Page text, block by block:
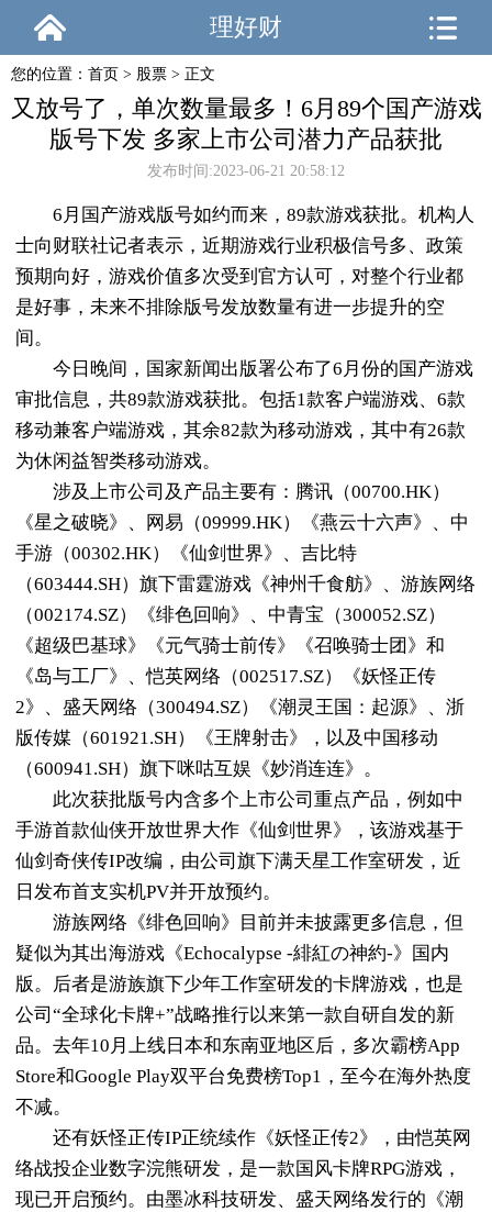
理好财
您的位置： 首页 > 股票 > 正文
又放号了，单次数量最多！6月89个国产游戏
版号下发 多家上市公司潜力产品获批
发布时间:2023-06-21 20:58:12
6月国产游戏版号如约而来，89款游戏获批。机构人
士向财联社记者表示，近期游戏行业积极信号多、政策
预期向好，游戏价值多次受到官方认可，对整个行业都
是好事，未来不排除版号发放数量有进一步提升的空
间。
今日晚间，国家新闻出版署公布了6月份的国产游戏
审批信息，共89款游戏获批。包括1款客户端游戏、6款
移动兼客户端游戏，其余82款为移动游戏，其中有26款
为休闲益智类移动游戏。
涉及上市公司及产品主要有：腾讯（00700.HK）
《星之破晓》、网易（09999.HK）《燕云十六声》、中
手游（00302.HK）《仙剑世界》、吉比特
（603444.SH）旗下雷霆游戏《神州千食舫》、游族网络
（002174.SZ）《绯色回响》、中青宝（300052.SZ）
《超级巴基球》《元气骑士前传》《召唤骑士团》和
《岛与工厂》、恺英网络（002517.SZ）《妖怪正传
2》、盛天网络（300494.SZ）《潮灵王国：起源》、浙
版传媒（601921.SH）《王牌射击》，以及中国移动
（600941.SH）旗下咪咕互娱《妙消连连》。
此次获批版号内含多个上市公司重点产品，例如中
手游首款仙侠开放世界大作《仙剑世界》，该游戏基于
仙剑奇侠传IP改编，由公司旗下满天星工作室研发，近
日发布首支实机PV并开放预约。
游族网络《绯色回响》目前并未披露更多信息，但
疑似为其出海游戏《Echocalypse -緋紅の神約-》国内
版。后者是游族旗下少年工作室研发的卡牌游戏，也是
公司“全球化卡牌+”战略推行以来第一款自研自发的新
品。去年10月上线日本和东南亚地区后，多次霸榜App
Store和Google Play双平台免费榜Top1，至今在海外热度
不减。
还有妖怪正传IP正统续作《妖怪正传2》，由恺英网
络战投企业数字浣熊研发，是一款国风卡牌RPG游戏，
现已开启预约。由墨冰科技研发、盛天网络发行的《潮